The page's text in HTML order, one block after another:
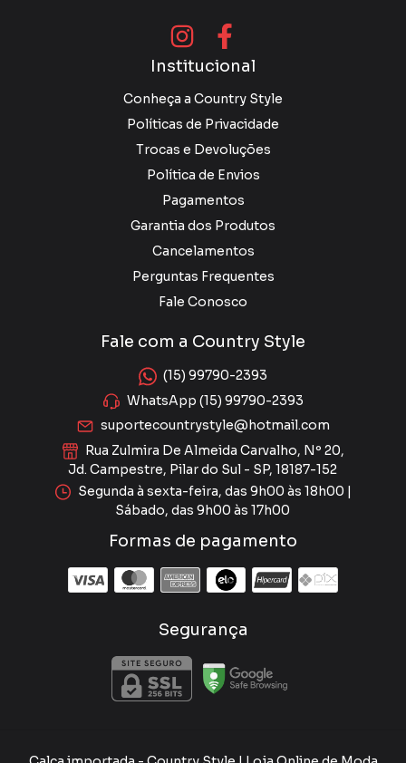
Institucional
Conheça a Country Style
Políticas de Privacidade
Trocas e Devoluções
Política de Envios
Pagamentos
Garantia dos Produtos
Cancelamentos
Perguntas Frequentes
Fale Conosco
Fale com a Country Style
(15) 99790-2393
WhatsApp (15) 99790-2393
suportecountrystyle@hotmail.com
Rua Zulmira De Almeida Carvalho, Nº 20,
Jd. Campestre, Pilar do Sul - SP, 18187-152
Segunda à sexta-feira, das 9h00 às 18h00 |
Sábado, das 9h00 às 17h00
Formas de pagamento
Segurança